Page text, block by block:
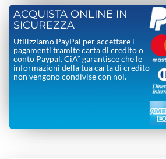
ACQUISTA ONLINE IN
SICUREZZA
Utilizziamo PayPal per accettare i
pagamenti tramite carta di credito o
conto Paypal. CiÃ² garantisce che le
informazioni della tua carta di credito
non vengono condivise con noi.